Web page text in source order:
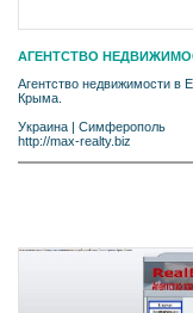
АГЕНТСТВО
Агентство недвижимости в
Крыма.
Украина
Симферополь
http://max-realty.biz